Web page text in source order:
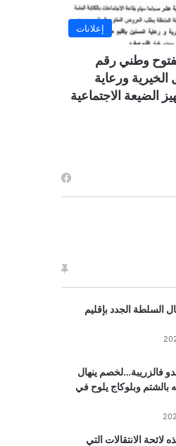
إعلانات
وطني رقم
الخيرية ورعاية
الضيعة الاجتماعية
السلطة الجدد بإقليم
فالزريبة…لخصم ينهال
بالشتم وبلوكاج يلوح في
الانتقالات التي